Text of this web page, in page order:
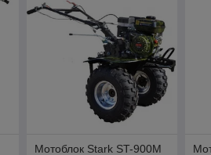
Мотоблок Stark ST-900M